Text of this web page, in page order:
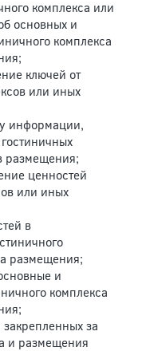
комплекса или
основных и
комплекса
ключей от
или иных
информации,
размещения;
ценностей
или иных
в
размещения;
и
комплекса
за
и размещения